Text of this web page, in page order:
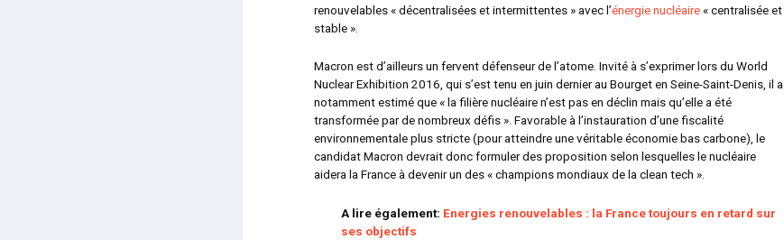
renouvelables «décentralisées et intermittentes »avec l’énergie nucléaire« centralisée et
stable ».
Macron est d’ailleurs un fervent défenseur de l’atome. Invité à s’exprimer lors du World
Nuclear Exhibition 2016, qui s’est tenu en juin dernier au Bourget en Seine-Saint-Denis, il a
notamment estimé que « la filière nucléaire n’est pas en déclin mais qu’elle a été
transformée par de nombreux défis ». Favorable à l’instauration d’une fiscalité
environnementale plus stricte (pour atteindre une véritable économie bas carbone), le
candidat Macron devrait donc formuler des proposition selon lesquelles le nucléaire
aidera la France à devenir un des « champions mondiaux de la clean tech ».
A lire également: Energies renouvelables : la France toujours en retard sur
ses objectifs